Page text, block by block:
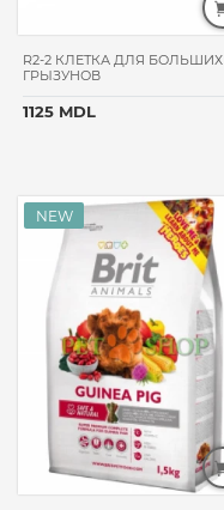
R2-2 КЛЕТКА ДЛЯ БОЛЬШИХ
ГРЫЗУНОВ
1125 MDL